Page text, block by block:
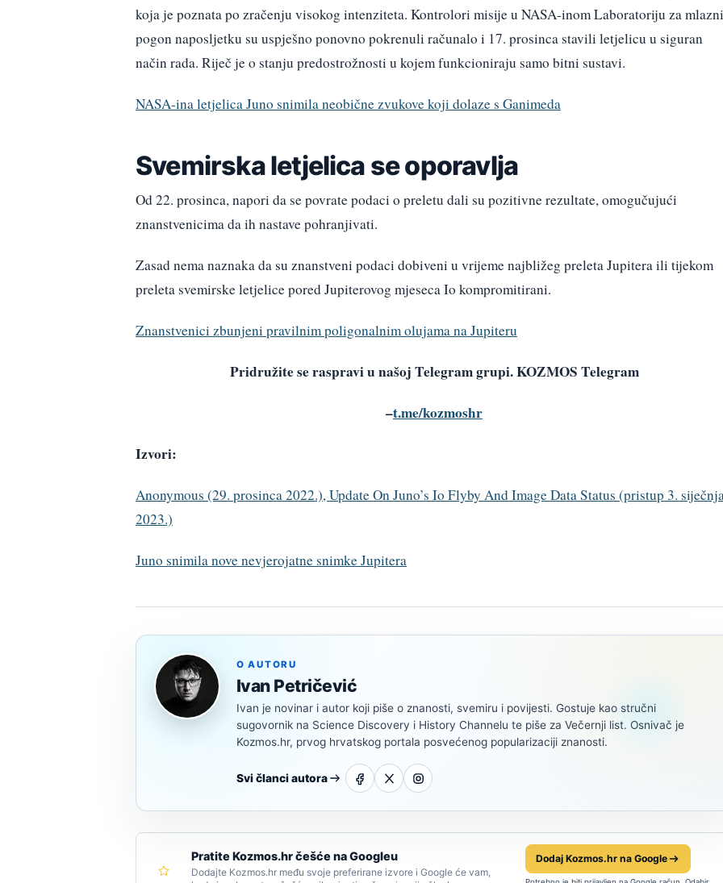
koja je poznata po zračenju visokog intenziteta. Kontrolori misije u NASA-inom Laboratoriju za mlazni
pogon naposljetku su uspješno ponovno pokrenuli računalo i 17. prosinca stavili letjelicu u siguran
način rada. Riječ je o stanju predostrožnosti u kojem funkcioniraju samo bitni sustavi.
NASA-ina letjelica Juno snimila neobične zvukove koji dolaze s Ganimeda
Svemirska letjelica se oporavlja
Od 22. prosinca, napori da se povrate podaci o preletu dali su pozitivne rezultate, omogučujući
znanstvenicima da ih nastave pohranjivati.
Zasad nema naznaka da su znanstveni podaci dobiveni u vrijeme najbližeg preleta Jupitera ili tijekom
preleta svemirske letjelice pored Jupiterovog mjeseca Io kompromitirani.
Znanstvenici zbunjeni pravilnim poligonalnim olujama na Jupiteru
Pridružite se raspravi u našoj Telegram grupi. KOZMOS Telegram
–t.me/kozmoshr
Izvori:
Anonymous (29. prosinca 2022.), Update On Juno’s Io Flyby And Image Data Status (pristup 3.
2023.)
Juno snimila nove nevjerojatne snimke Jupitera
O AUTORU
Ivan Petričević
Ivan je novinar i autor koji piše o znanosti, svemiru i povijesti. Gostuje kao stručni
sugovornik na Science Discovery i History Channelu te piše za Večernji list. Osnivač je
Kozmos.hr, prvog hrvatskog portala posvećenog popularizaciji znanosti.
Svi članci autora
Pratite Kozmos.hr češće na Googleu
Dodajte Kozmos.hr među svoje preferirane izvore i Google će vam,
Dodaj Kozmos.hr na Google